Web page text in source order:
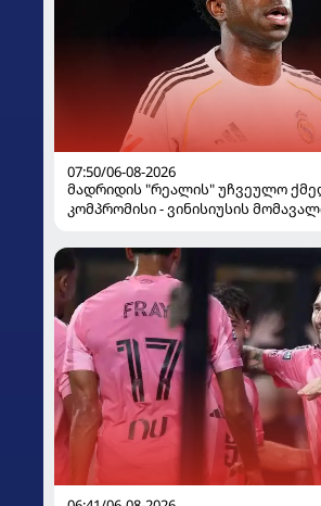
07:50/06-08-2026
მადრიდის "რეალის" უჩვეულო
კომპრომისი - ვინისიუსის